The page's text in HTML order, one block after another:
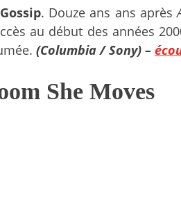
Gossip. Douze ans ans après
au début des années
(Columbia / Sony) –
She Moves